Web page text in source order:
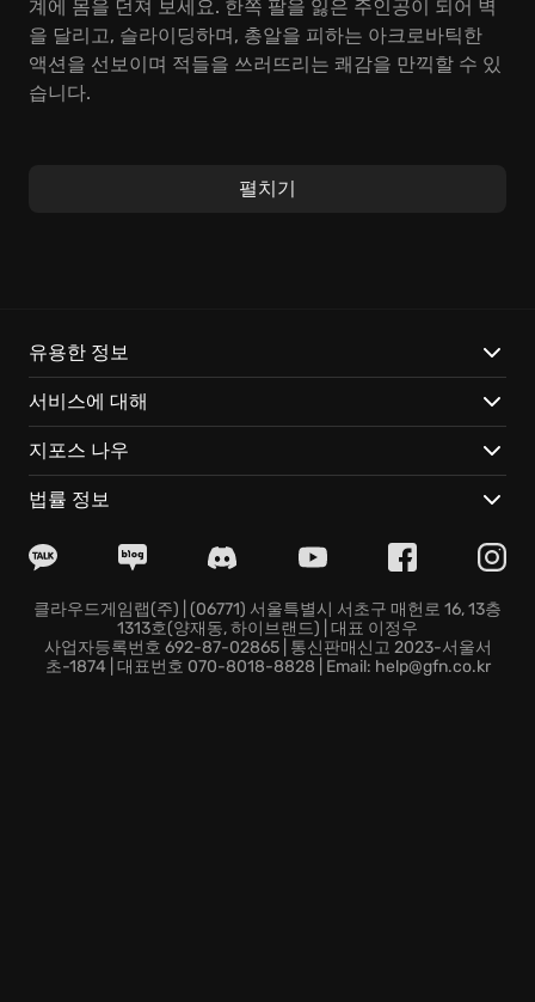
계에 몸을 던져 보세요. 한쪽 팔을 잃은 주인공이 되어 벽
을 달리고, 슬라이딩하며, 총알을 피하는 아크로바틱한
액션을 선보이며 적들을 쓰러뜨리는 쾌감을 만끽할 수 있
습니다.
면하고, 파괴 가능한 환경을 전략적으로 이용하여 적을
줍니다:
개성 넘치는 건-fu 스타일: 다양한 무기를 활용하여 자신
만의 전투 스타일을 창조할 수 있는 액션 스타일의 자유
가 있습니다.
역동적인 파괴 시스템: 맵 전체를 부수고, 날려버리고, 산
를 더합니다.
스타일이 어우러져 시각적인 즐거움을 선사하는 개성적
인 게임 화면을 경험할 수 있습니다.
Severed Steel만의 짜릿한 액션과 스타일리시한 게임플
펼치기
유용한 정보
서비스에 대해
지포스 나우
법률 정보
클라우드게임랩(주) | (06771) 서울특별시 서초구 매헌로 16, 13층
1313호(양재동, 하이브랜드) | 대표 이정우
사업자등록번호 692-87-02865 | 통신판매신고 2023-서울서
초-1874 | 대표번호 070-8018-8828 | Email: help@gfn.co.kr